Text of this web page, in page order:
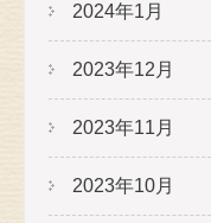
2024年1月
2023年12月
2023年11月
2023年10月